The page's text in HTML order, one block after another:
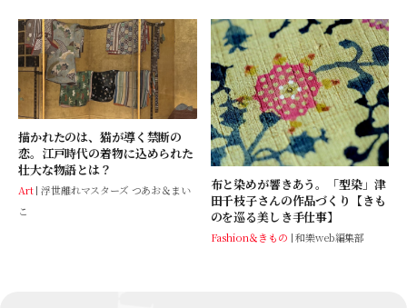
描かれたのは、猫が導く禁断の
恋。江戸時代の着物に込められた
壮大な物語とは？
Art 浮世離れマスターズ つあお＆まい
こ
布と染めが響きあう。「型染」津
田千枝子さんの作品づくり【きも
のを巡る美しき手仕事】
Fashion＆きもの 和樂web編集部